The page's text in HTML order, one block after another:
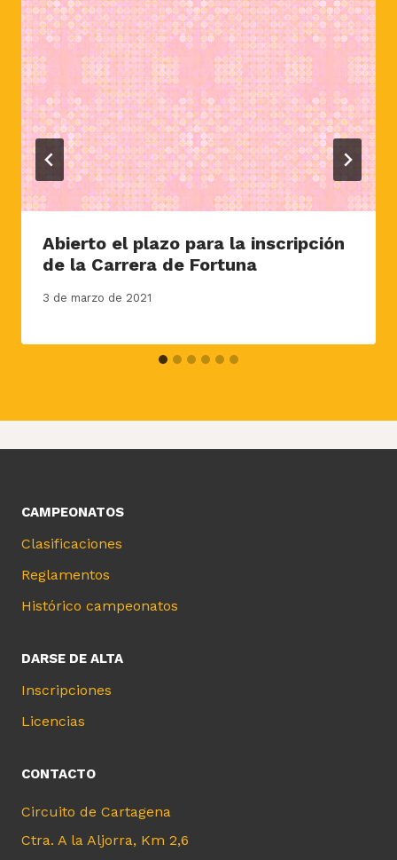
Abierto el plazo para la inscripción
de la Carrera de Fortuna
3 de marzo de 2021
CAMPEONATOS
Clasificaciones
Reglamentos
Histórico campeonatos
DARSE DE ALTA
Inscripciones
Licencias
CONTACTO
Circuito de Cartagena
Ctra. A la Aljorra, Km 2,6